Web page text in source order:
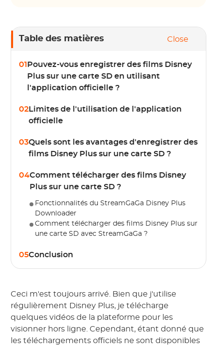
Table des matières Close
01 Pouvez-vous enregistrer des films Disney
Plus sur une carte SD en utilisant
l'application officielle ?
02Limites de l'utilisation de l'application
officielle
03Quels sont les avantages d'enregistrer des
films Disney Plus sur une carte SD ?
04Comment télécharger des films Disney
Plus sur une carte SD ?
Fonctionnalités du StreamGaGa Disney Plus
Downloader
Comment télécharger des films Disney Plus sur
une carte SD avec StreamGaGa ?
05Conclusion
Ceci m'est toujours arrivé. Bien que j'utilise
régulièrement Disney Plus, je télécharge
quelques vidéos de la plateforme pour les
visionner hors ligne. Cependant, étant donné que
les téléchargements officiels ne sont disponibles